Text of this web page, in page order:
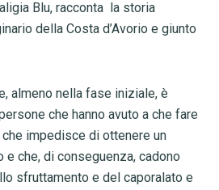
Blu, racconta la storia
della Costa d’Avorio e giunto
almeno nella fase iniziale, è
che hanno avuto a che fare
impedisce di ottenere un
che, di conseguenza, cadono
sfruttamento e del caporalato e